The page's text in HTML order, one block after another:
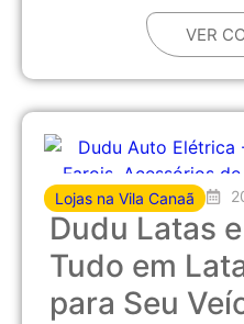
VER
Lojas na Vila Canaã
Dudu Latas
Tudo em
para Seu